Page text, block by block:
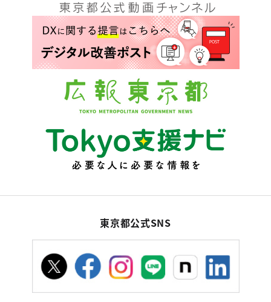
東京都公式SNS